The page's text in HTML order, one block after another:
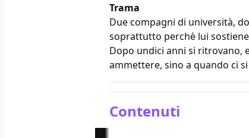
Trama
Due compagni di università,
soprattutto perchè lui
Dopo undici anni si ritrovano,
ammettere, sino a quando ci
Contenuti